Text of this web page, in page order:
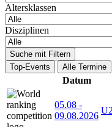
Altersklassen
Disziplinen
Suche mit Filtern
Top-Events
Alle Termine
Datum
05.08 -
09.08.2026